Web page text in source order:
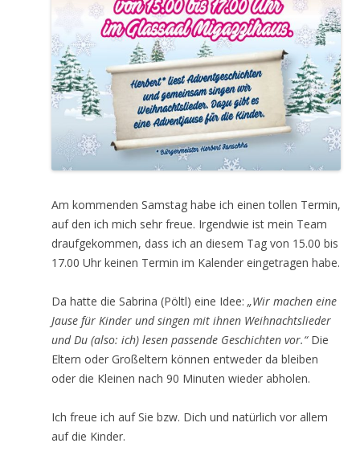
Am kommenden Samstag habe ich einen tollen Termin,
auf den ich mich sehr freue. Irgendwie ist mein Team
draufgekommen, dass ich an diesem Tag von 15.00 bis
17.00 Uhr keinen Termin im Kalender eingetragen habe.
Da hatte die Sabrina (Pöltl) eine Idee: „Wir machen eine
Jause für Kinder und singen mit ihnen Weihnachtslieder
und Du (also: ich) lesen passende Geschichten vor.“ Die
Eltern oder Großeltern können entweder da bleiben
oder die Kleinen nach 90 Minuten wieder abholen.
Ich freue ich auf Sie bzw. Dich und natürlich vor allem
auf die Kinder.